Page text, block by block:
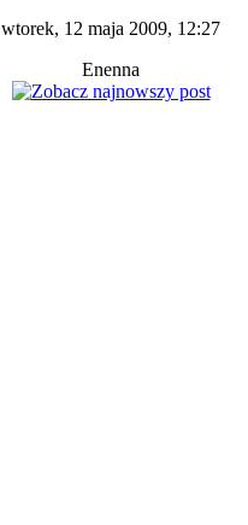
wtorek, 12 maja 2009, 12:27
Enenna